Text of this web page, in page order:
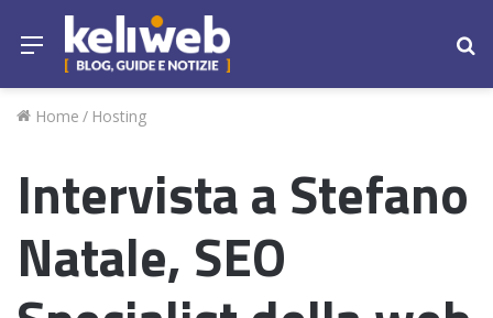
Menu
Home / Hosting
Intervista a Stefano
Natale, SEO